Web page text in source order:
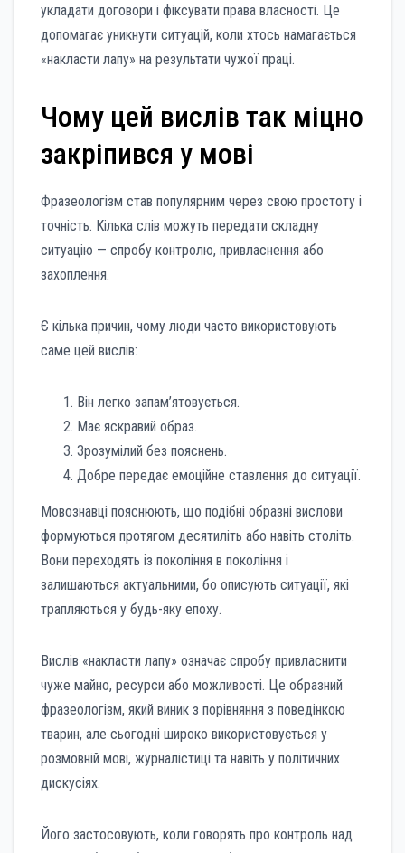
укладати договори і фіксувати права власності. Це
допомагає уникнути ситуацій, коли хтось намагається
«накласти лапу» на результати чужої праці.
Чому цей вислів так міцно
закріпився у мові
Фразеологізм став популярним через свою простоту і
точність. Кілька слів можуть передати складну
ситуацію — спробу контролю, привласнення або
захоплення.
Є кілька причин, чому люди часто використовують
саме цей вислів:
Він легко запам’ятовується.
Має яскравий образ.
Зрозумілий без пояснень.
Добре передає емоційне ставлення до ситуації.
Мовознавці пояснюють, що подібні образні вислови
формуються протягом десятиліть або навіть століть.
Вони переходять із покоління в покоління і
залишаються актуальними, бо описують ситуації, які
трапляються у будь-яку епоху.
Вислів «накласти лапу» означає спробу привласнити
чуже майно, ресурси або можливості. Це образний
фразеологізм, який виник з порівняння з поведінкою
тварин, але сьогодні широко використовується у
розмовній мові, журналістиці та навіть у політичних
дискусіях.
Його застосовують, коли говорять про контроль над